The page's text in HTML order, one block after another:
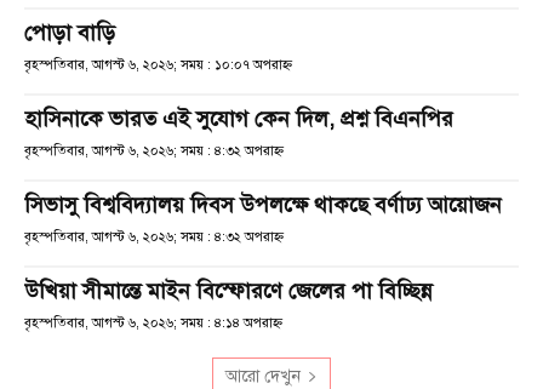
পোড়া বাড়ি
বৃহস্পতিবার, আগস্ট ৬, ২০২৬; সময় : ১০:০৭ অপরাহ্ণ
হাসিনাকে ভারত এই সুযোগ কেন দিল, প্রশ্ন বিএনপির
বৃহস্পতিবার, আগস্ট ৬, ২০২৬; সময় : ৪:৩২ অপরাহ্ণ
সিভাসু বিশ্ববিদ্যালয় দিবস উপলক্ষে থাকছে বর্ণাঢ্য আয়োজন
বৃহস্পতিবার, আগস্ট ৬, ২০২৬; সময় : ৪:৩২ অপরাহ্ণ
উখিয়া সীমান্তে মাইন বিস্ফোরণে জেলের পা বিচ্ছিন্ন
বৃহস্পতিবার, আগস্ট ৬, ২০২৬; সময় : ৪:১৪ অপরাহ্ণ
আরো দেখুন